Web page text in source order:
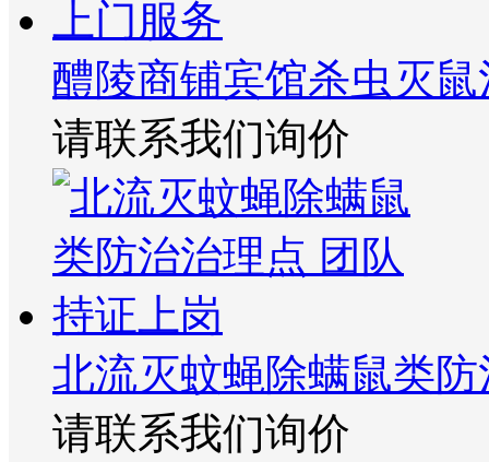
醴陵商铺宾馆杀虫灭
请联系我们询价
北流灭蚊蝇除螨鼠类
请联系我们询价